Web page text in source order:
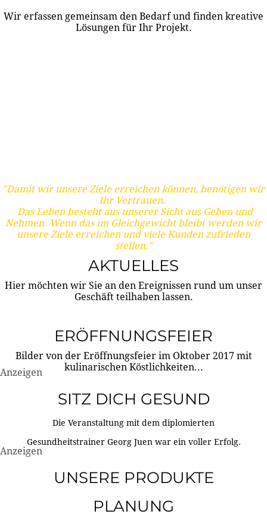
Wir erfassen gemeinsam den Bedarf und finden kreative
Lösungen für Ihr Projekt.
"Damit wir unsere Ziele erreichen können, benötigen wir
Ihr Vertrauen.
Das Leben besteht aus unserer Sicht aus Geben und
Nehmen. Wenn das im Gleichgewicht bleibt werden wir
unsere Ziele erreichen und viele Kunden zufrieden
stellen."
AKTUELLES
Hier möchten wir Sie an den Ereignissen rund um unser
Geschäft teilhaben lassen.
ERÖFFNUNGSFEIER
Bilder von der Eröffnungsfeier im Oktober 2017 mit
kulinarischen Köstlichkeiten...
Anzeigen
SITZ DICH GESUND
Die Veranstaltung mit dem diplomierten
Gesundheitstrainer Georg Juen war ein voller Erfolg.
Anzeigen
UNSERE PRODUKTE
PLANUNG